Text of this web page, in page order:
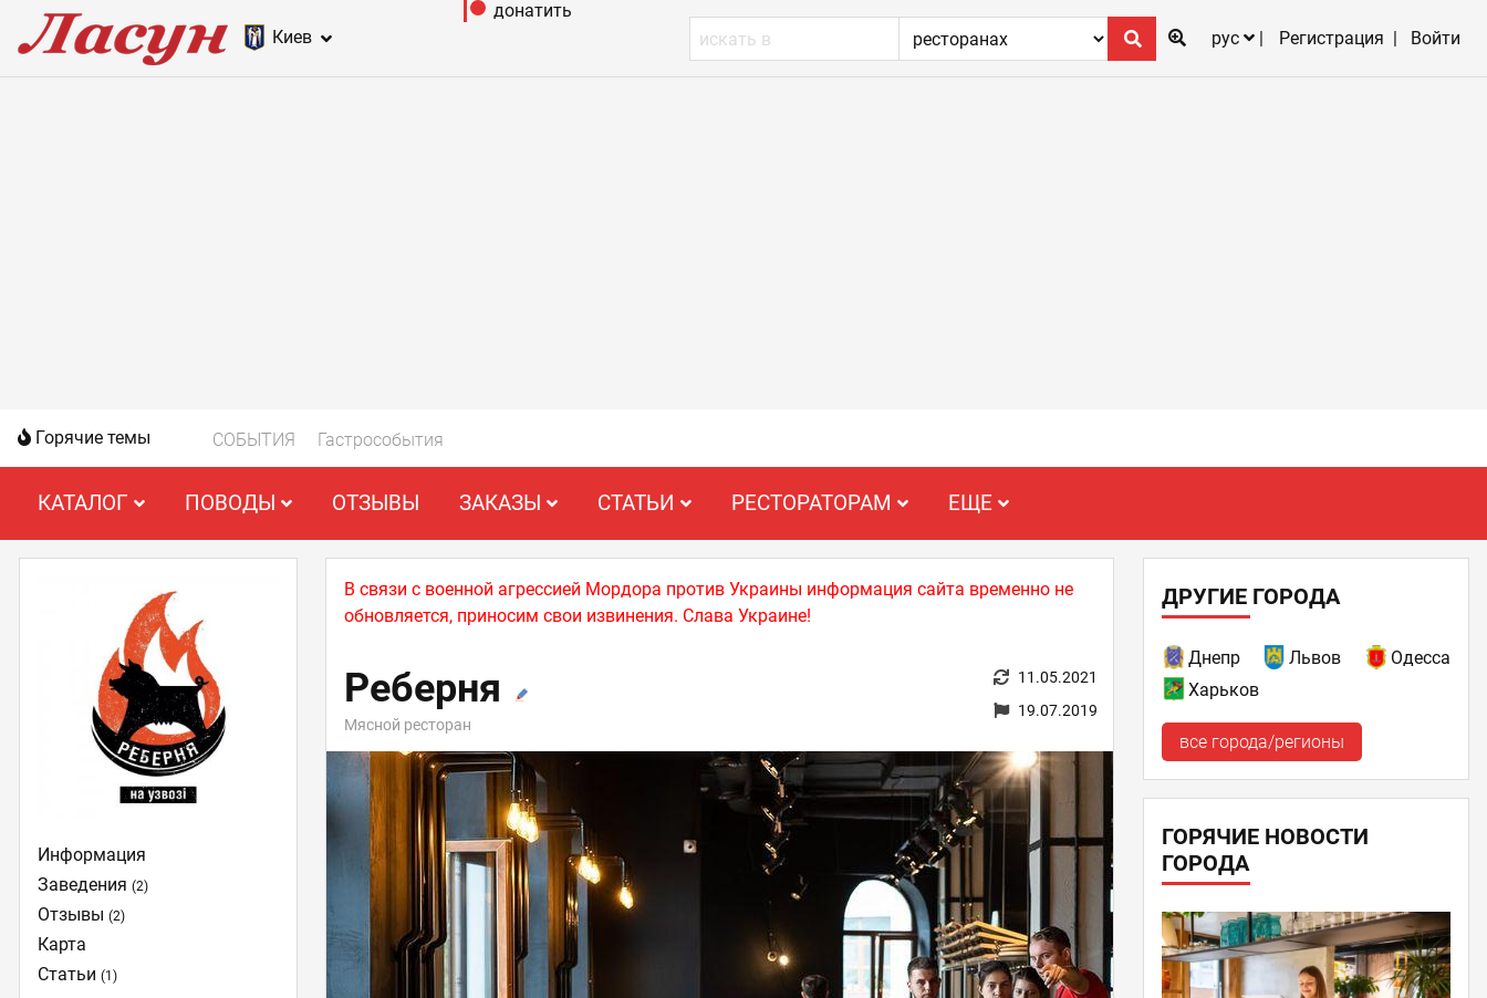
Киев
донатить
рус
Регистрация Войти
Горячие темы СОБЫТИЯ Гастрособытия
КАТАЛОГ ПОВОДЫ ОТЗЫВЫ ЗАКАЗЫ СТАТЬИ РЕСТОРАТОРАМ ЕЩЕ
В связи с военной агрессией Мордора против Украины информация сайта временно не
обновляется, приносим свои извинения. Слава Украине!
Реберня
Мясной ресторан
11.05.2021
19.07.2019
Информация
Заведения(2)
Отзывы(2)
Карта
Статьи(1)
ДРУГИЕ ГОРОДА
Днепр Львов
Одесса
Харьков
все города/регионы
ГОРЯЧИЕ НОВОСТИ
ГОРОДА